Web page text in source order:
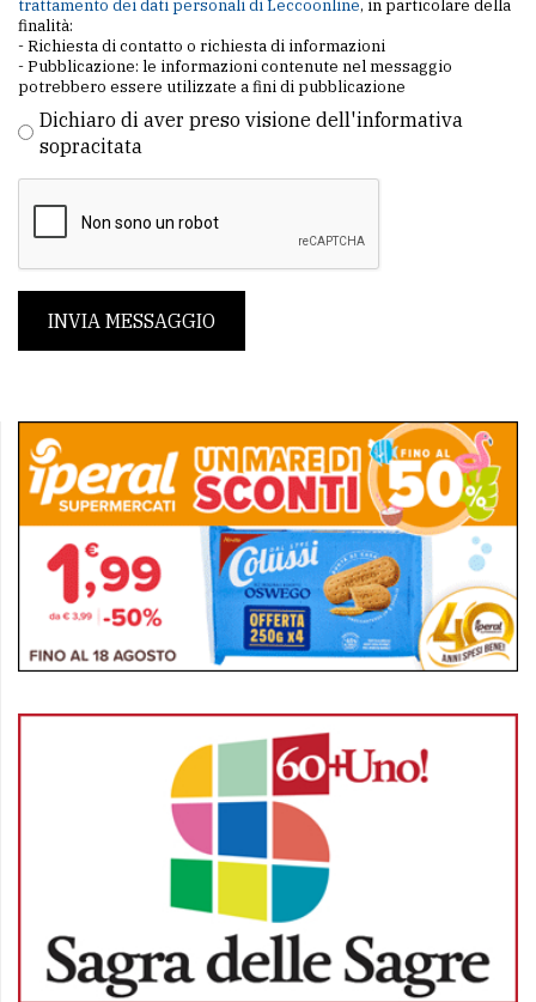
trattamento dei dati personali di Leccoonline, in particolare della
finalità:
- Richiesta di contatto o richiesta di informazioni
- Pubblicazione: le informazioni contenute nel messaggio
potrebbero essere utilizzate a fini di pubblicazione
Dichiaro di aver preso visione dell'informativa
sopracitata
INVIA MESSAGGIO